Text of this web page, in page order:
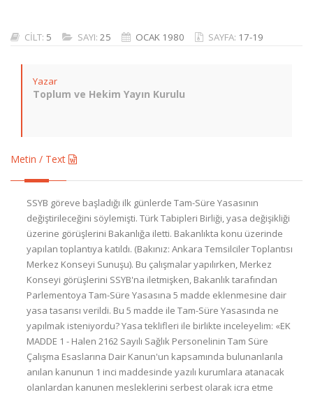
CİLT: 5 SAYI: 25 OCAK 1980 SAYFA: 17-19
Yazar
Toplum ve Hekim Yayın Kurulu
Metin / Text
SSYB göreve başladığı ilk günlerde Tam-Süre Yasasının
değiştirileceğini söylemişti. Türk Tabipleri Birliği, yasa değişikliği
üzerine görüşlerini Bakanlığa iletti. Bakanlıkta konu üzerinde
yapılan toplantıya katıldı. (Bakınız: Ankara Temsilciler Toplantısı
Merkez Konseyi Sunuşu). Bu çalışmalar yapılırken, Merkez
Konseyi görüşlerini SSYB'na iletmişken, Bakanlık tarafından
Parlementoya Tam-Süre Yasasına 5 madde eklenmesine dair
yasa tasarısı verildi. Bu 5 madde ile Tam-Süre Yasasında ne
yapılmak isteniyordu? Yasa teklifleri ile birlikte inceleyelim: «EK
MADDE 1 - Halen 2162 Sayılı Sağlık Personelinin Tam Süre
Çalışma Esaslarına Dair Kanun'un kapsamında bulunanlarıla
anılan kanunun 1 inci maddesinde yazılı kurumlara atanacak
olanlardan kanunen mesleklerini serbest olarak icra etme